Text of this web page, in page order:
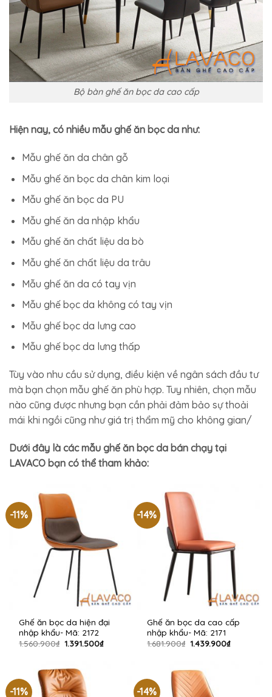
Bộ bàn ghế ăn bọc da cao cấp
Hiện nay, có nhiều mẫu ghế ăn bọc da như:
Mẫu ghế ăn da chân gỗ
Mẫu ghế ăn bọc da chân kim loại
Mẫu ghế ăn bọc da PU
Mẫu ghế ăn da nhập khẩu
Mẫu ghế ăn chất liệu da bò
Mẫu ghế ăn chất liệu da trâu
Mẫu ghế ăn da có tay vịn
Mẫu ghế bọc da không có tay vịn
Mẫu ghế bọc da lưng cao
Mẫu ghế bọc da lưng thấp
Tùy vào nhu cầu sử dụng, điều kiện về ngân sách đầu tư
mà bạn chọn mẫu ghế ăn phù hợp. Tuy nhiên, chọn mẫu
nào cũng được nhưng bạn cần phải đảm bảo sự thoải
mái khi ngồi cũng như giá trị thẩm mỹ cho không gian/
Dưới đây là các mẫu ghế ăn bọc da bán chạy tại
LAVACO bạn có thể tham khảo:
-11%
Ghế ăn bọc da hiện đại
nhập khẩu- Mã: 2172
1.560.900₫ Giá
1.560.900₫.
1.391.500₫Giá
-14%
Ghế ăn bọc da cao cấp
nhập khẩu- Mã: 2171
1.681.900₫ Giá
1.439.900₫Giá
-11% -14%